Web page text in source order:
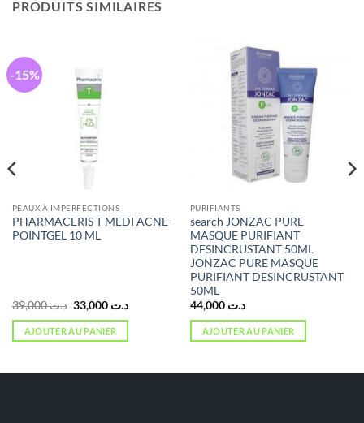
PRODUITS SIMILAIRES
-15%
PEAUX À IMPERFECTIONS
PHARMACERIS T MEDI ACNE-
POINTGEL 10 ML
د.ت39,000
Le
prix
initial
était :
د.ت 33,000
Le
AJOUTER AU PANIER
PURIFIANTS
search JONZAC PURE
MASQUE PURIFIANT
DESINCRUSTANT 50ML
JONZAC PURE MASQUE
PURIFIANT DESINCRUSTANT
50ML
د.ت 44,000
AJOUTER AU PANIER